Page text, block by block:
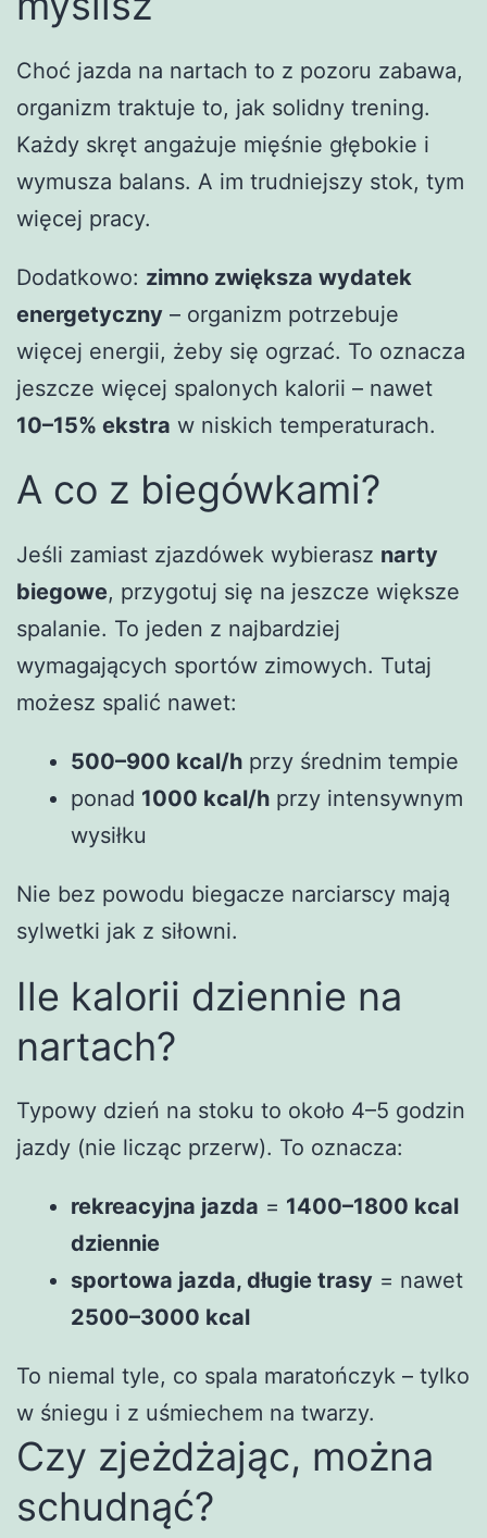
Choć jazda na nartach to z pozoru zabawa,
organizm traktuje to, jak solidny trening.
Każdy skręt angażuje mięśnie głębokie i
wymusza balans. A im trudniejszy stok, tym
więcej pracy.
Dodatkowo: zimno zwiększa wydatek
energetyczny – organizm potrzebuje
więcej energii, żeby się ogrzać. To oznacza
jeszcze więcej spalonych kalorii – nawet
10–15% ekstra w niskich temperaturach.
A co z biegówkami?
Jeśli zamiast zjazdówek wybierasz narty
biegowe, przygotuj się na jeszcze większe
spalanie. To jeden z najbardziej
wymagających sportów zimowych. Tutaj
możesz spalić nawet:
500–900 kcal/h przy średnim tempie
ponad 1000 kcal/h przy intensywnym
wysiłku
Nie bez powodu biegacze narciarscy mają
sylwetki jak z siłowni.
Ile kalorii dziennie na
nartach?
Typowy dzień na stoku to około 4–5 godzin
jazdy (nie licząc przerw). To oznacza:
rekreacyjna jazda = 1400–1800 kcal
dziennie
sportowa jazda, długie trasy = nawet
2500–3000 kcal
To niemal tyle, co spala maratończyk – tylko
w śniegu i z uśmiechem na twarzy.
Czy zjeżdżając, można
schudnąć?